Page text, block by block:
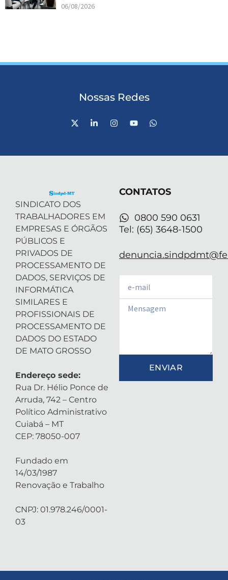
06/08/2026
Nossas Redes
X
-
L
i
I
n
Y
o
W
h
SINDICATO DOS
TRABALHADORES EM
EMPRESAS E ÓRGÃOS
PÚBLICOS E
PRIVADOS DE
PROCESSAMENTO DE
DADOS, SERVIÇOS DE
INFORMÁTICA
SIMILARES E
PROFISSIONAIS DE
PROCESSAMENTO DE
DADOS DO ESTADO
DE MATO GROSSO
Endereço sede:
Rua Dr. Hélio Ponce de
Arruda, 742 – Centro
Político Administrativo
Cuiabá – MT
CEP: 78050-007
Fundado em
14/03/1987
Renovação e Trabalho
CNPJ: 01.978.246/0001-
03
CONTATOS
0800 590 0631
Tel: (65) 3648-1500
Email
ENVIAR